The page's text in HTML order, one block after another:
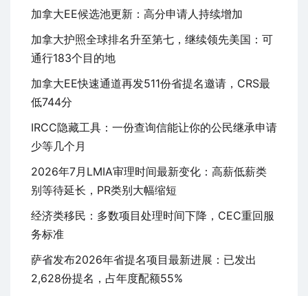
加拿大EE候选池更新：高分申请人持续增加
加拿大护照全球排名升至第七，继续领先美国：可
通行183个目的地
加拿大EE快速通道再发511份省提名邀请，CRS最
低744分
IRCC隐藏工具：一份查询信能让你的公民继承申请
少等几个月
2026年7月LMIA审理时间最新变化：高薪低薪类
别等待延长，PR类别大幅缩短
经济类移民：多数项目处理时间下降，CEC重回服
务标准
萨省发布2026年省提名项目最新进展：已发出
2,628份提名，占年度配额55%